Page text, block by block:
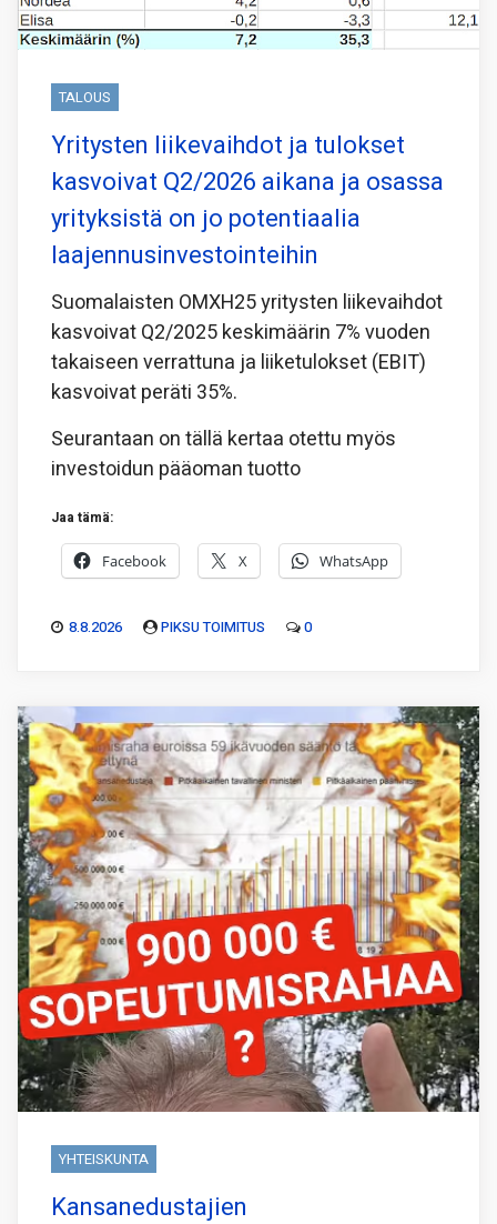
TALOUS
Yritysten liikevaihdot ja tulokset
kasvoivat Q2/2026 aikana ja osassa
yrityksistä on jo potentiaalia
laajennusinvestointeihin
Suomalaisten OMXH25 yritysten liikevaihdot
kasvoivat Q2/2025 keskimäärin 7% vuoden
takaiseen verrattuna ja liiketulokset (EBIT)
kasvoivat peräti 35%.
Seurantaan on tällä kertaa otettu myös
investoidun pääoman tuotto
Jaa tämä:
Facebook X WhatsApp
8.8.2026 PIKSU TOIMITUS 0
YHTEISKUNTA
Kansanedustajien